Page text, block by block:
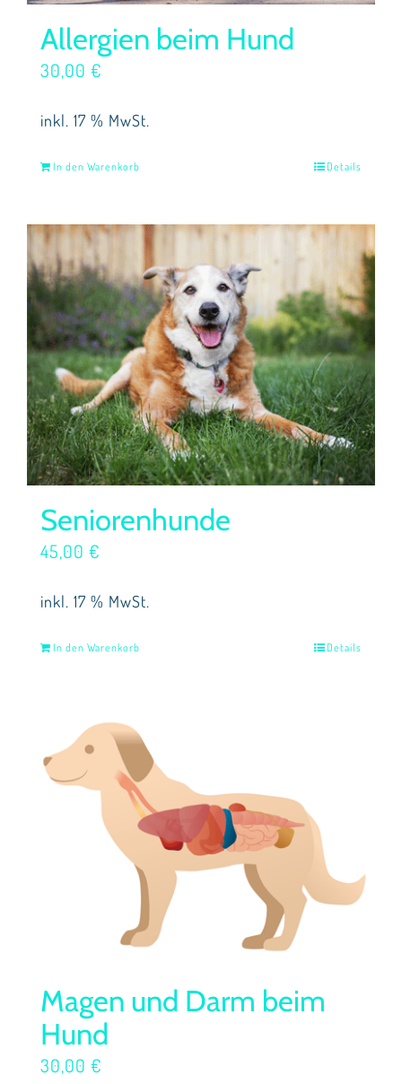
Allergien beim Hund
30,00 €
inkl. 17 % MwSt.
In den Warenkorb Details
Seniorenhunde
45,00 €
inkl. 17 % MwSt.
In den Warenkorb Details
Magen und Darm beim
Hund
30,00 €